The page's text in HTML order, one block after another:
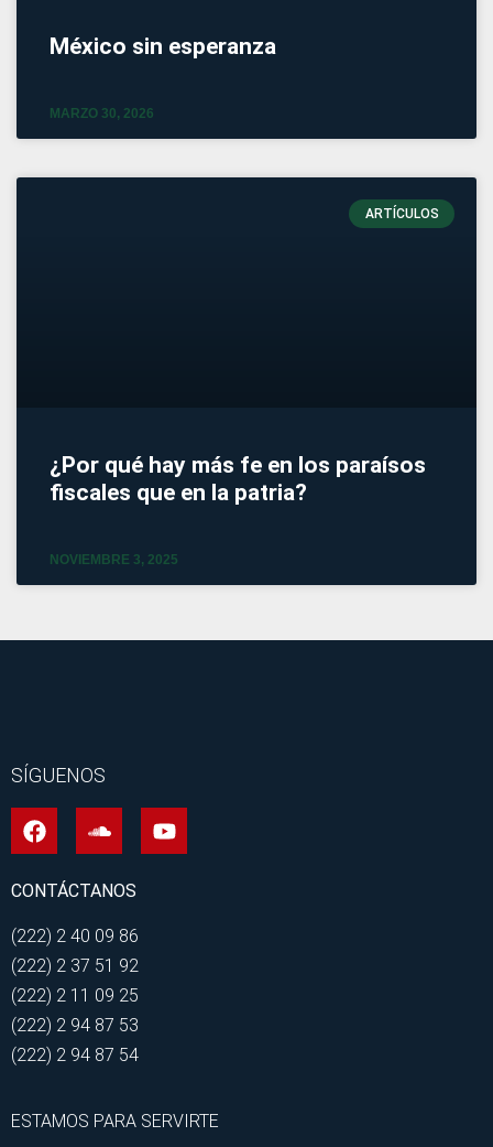
México sin esperanza
MARZO 30, 2026
ARTÍCULOS
¿Por qué hay más fe en los paraísos
fiscales que en la patria?
NOVIEMBRE 3, 2025
SÍGUENOS
CONTÁCTANOS
(222) 2 40 09 86
(222) 2 37 51 92
(222) 2 11 09 25
(222) 2 94 87 53
(222) 2 94 87 54
ESTAMOS PARA SERVIRTE